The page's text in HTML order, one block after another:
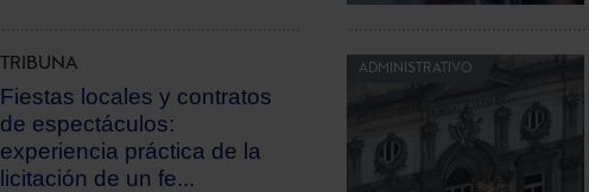
TRIBUNA
Fiestas locales y contratos
de espectáculos:
experiencia práctica de la
licitación de un fe...
ADMINISTRATIVO